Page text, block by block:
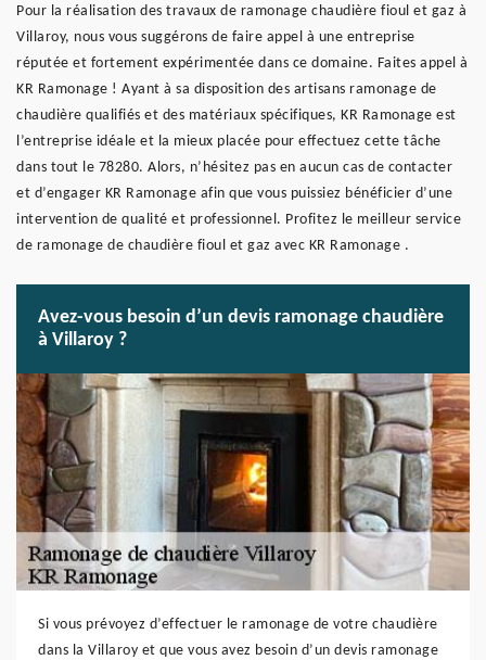
Pour la réalisation des travaux de ramonage chaudière fioul et gaz à
Villaroy, nous vous suggérons de faire appel à une entreprise
réputée et fortement expérimentée dans ce domaine. Faites appel à
KR Ramonage ! Ayant à sa disposition des artisans ramonage de
chaudière qualifiés et des matériaux spécifiques, KR Ramonage est
l’entreprise idéale et la mieux placée pour effectuez cette tâche
dans tout le 78280. Alors, n’hésitez pas en aucun cas de contacter
et d’engager KR Ramonage afin que vous puissiez bénéficier d’une
intervention de qualité et professionnel. Profitez le meilleur service
de ramonage de chaudière fioul et gaz avec KR Ramonage .
Avez-vous besoin d’un devis ramonage chaudière
à Villaroy ?
Si vous prévoyez d’effectuer le ramonage de votre chaudière
dans la Villaroy et que vous avez besoin d’un devis ramonage